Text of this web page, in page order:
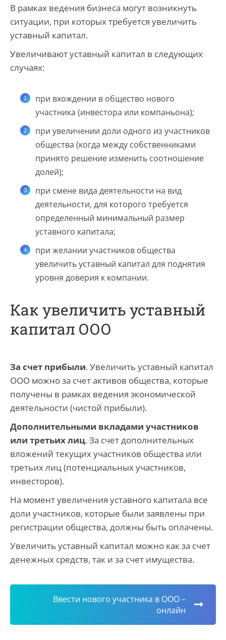
В рамках ведения бизнеса могут возникнуть
ситуации, при которых требуется увеличить
уставный капитал.
Увеличивают уставный капитал в следующих
случаях:
при вхождении в общество нового
участника (инвестора или компаньона);
при увеличении доли одного из участников
общества (когда между собственниками
принято решение изменить соотношение
долей);
при смене вида деятельности на вид
деятельности, для которого требуется
определенный минимальный размер
уставного капитала;
при желании участников общества
увеличить уставный капитал для поднятия
уровня доверия к компании.
Как увеличить уставный
капитал ООО
За счет прибыли. Увеличить уставный капитал
ООО можно за счет активов общества, которые
получены в рамках ведения экономической
деятельности (чистой прибыли).
Дополнительными вкладами участников
или третьих лиц. За счет дополнительных
вложений текущих участников общества или
третьих лиц (потенциальных участников,
инвесторов).
На момент увеличения уставного капитала все
доли участников, которые были заявлены при
регистрации общества, должны быть оплачены.
Увеличить уставный капитал можно как за счет
денежных средств, так и за счет имущества.
Ввести нового участника в ООО –
онлайн